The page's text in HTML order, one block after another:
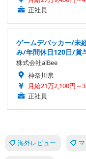
正社員
ゲームデバッカー/未
み/年間休日120日/賞
株式会社alBee
神奈川県
月給21万2,100円～
正社員
海外レビュー